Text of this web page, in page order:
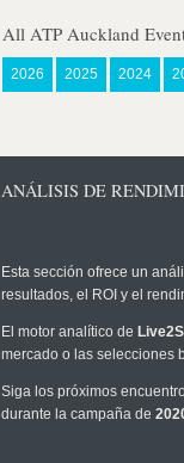
All ATP Auckland
2026 2025 2024
ANÁLISIS DE
Esta sección ofrece un
resultados, el ROI y el
El motor analítico de
mercado o las selecciones
Siga los próximos
durante la campaña de